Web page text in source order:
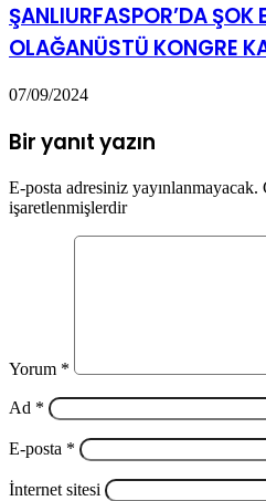
ŞANLIURFASPOR’DA ŞOK
OLAĞANÜSTÜ KONGRE
07/09/2024
Bir yanıt yazın
E-posta adresiniz yayınlanmayacak.
işaretlenmişlerdir
Yorum *
Ad *
E-posta *
İnternet sitesi